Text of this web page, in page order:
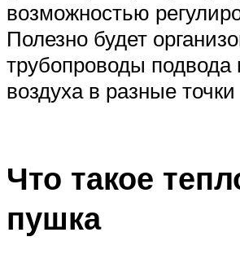
возможностью
Полезно будет
трубопроводы подвода
воздуха в разные
Что такое
пушка